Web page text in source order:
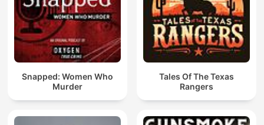
Snapped: Women Who
Murder
Tales Of The Texas
Rangers